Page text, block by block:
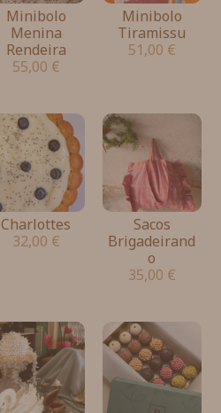
Minibolo
Menina
Rendeira
55,00 €
Minibolo
Tiramissu
51,00 €
Charlottes
32,00 €
Sacos
Brigadeirand
o
35,00 €